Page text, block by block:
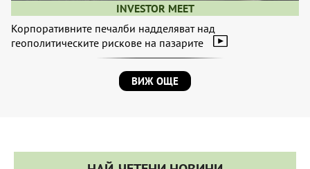
INVESTOR MEET
Корпоративните печалби надделяват над
геополитическите рискове на пазарите
ВИЖ ОЩЕ